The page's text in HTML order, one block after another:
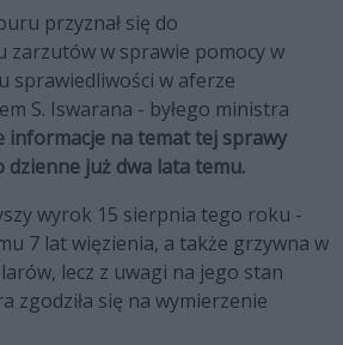
przyznał się do
zarzutów w sprawie pomocy w
sprawiedliwości w aferze
S. Iswarana - byłego ministra
informacje na temat tej sprawy
dzienne już dwa lata temu.
wyrok 15 sierpnia tego roku -
7 lat więzienia, a także grzywna w
lecz z uwagi na jego stan
zgodziła się na wymierzenie